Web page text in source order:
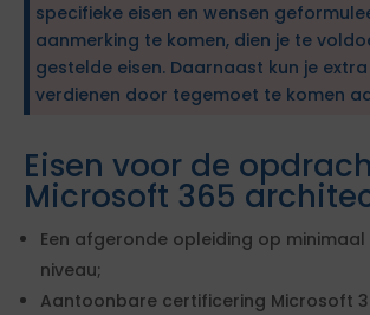
specifieke eisen en wensen
aanmerking te komen, dien je te
gestelde eisen. Daarnaast kun je
verdienen door tegemoet te komen
Eisen voor de
Microsoft 365
Een afgeronde opleiding op
niveau;
Aantoonbare certificering Microsoft